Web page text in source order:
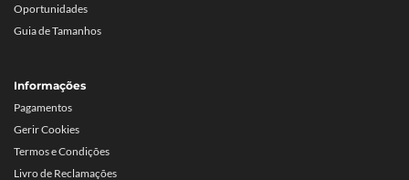
Oportunidades
Guia de Tamanhos
Informações
Pagamentos
Gerir Cookies
Termos e Condições
Livro de Reclamações